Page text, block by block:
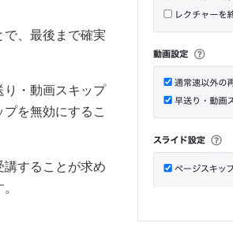
で、最後まで確実
り・動画スキップ
を無効にするこ
講することが求め